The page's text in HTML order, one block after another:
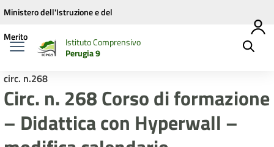
Vai ai contenuti
Vai al menu di navigazione
Vai al footer
Ministero dell'Istruzione e del
Merito
Istituto Comprensivo
Perugia 9
circ. n.268
Circ. n. 268 Corso di formazione
– Didattica con Hyperwall –